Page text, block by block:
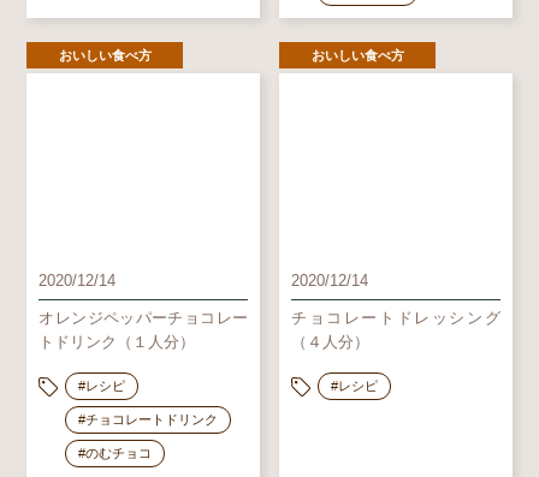
おいしい食べ方
2020/12/14
オレンジペッパーチョコレー
トドリンク（１人分）
#レシピ
#チョコレートドリンク
#のむチョコ
おいしい食べ方
2020/12/14
チョコレートドレッシング
（４人分）
#レシピ